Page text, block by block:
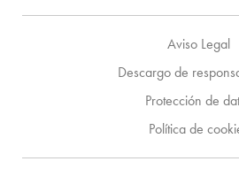
Aviso Legal
Descargo de
Protección de
Política de